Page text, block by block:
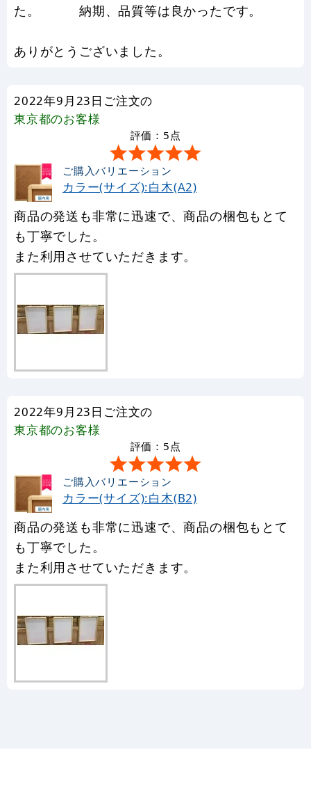
た。 納期、品質等は良かったです。
ありがとうございました。
2022年9月23日ご注文の
東京都のお客様
評価：5点
ご購入バリエーション
カラー(サイズ):白木(A2)
商品の発送も非常に迅速で、商品の梱包もとて
も丁寧でした。
また利用させていただきます。
2022年9月23日ご注文の
東京都のお客様
評価：5点
ご購入バリエーション
カラー(サイズ):白木(B2)
商品の発送も非常に迅速で、商品の梱包もとて
も丁寧でした。
また利用させていただきます。